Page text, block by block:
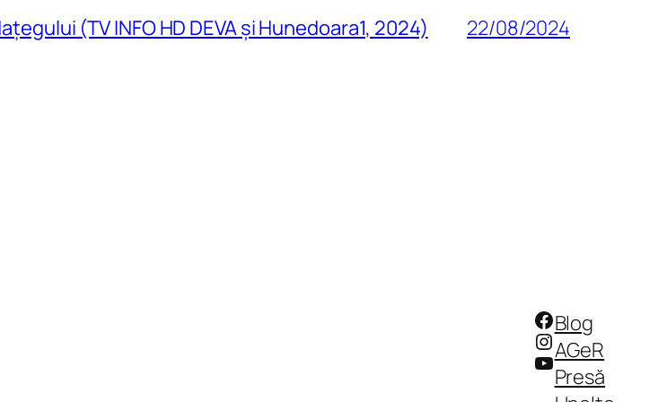
(TV INFO HD DEVA și Hunedoara1, 2024) 22/08/2024
Facebook
Instagram
YouTube
Blog
AGeR
Presă